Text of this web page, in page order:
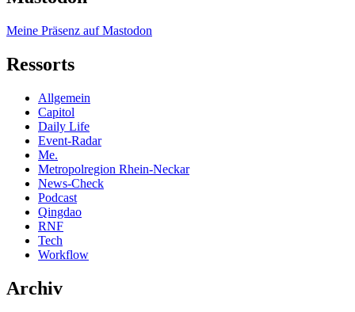
Meine Präsenz auf Mastodon
Ressorts
Allgemein
Capitol
Daily Life
Event-Radar
Me.
Metropolregion Rhein-Neckar
News-Check
Podcast
Qingdao
RNF
Tech
Workflow
Archiv